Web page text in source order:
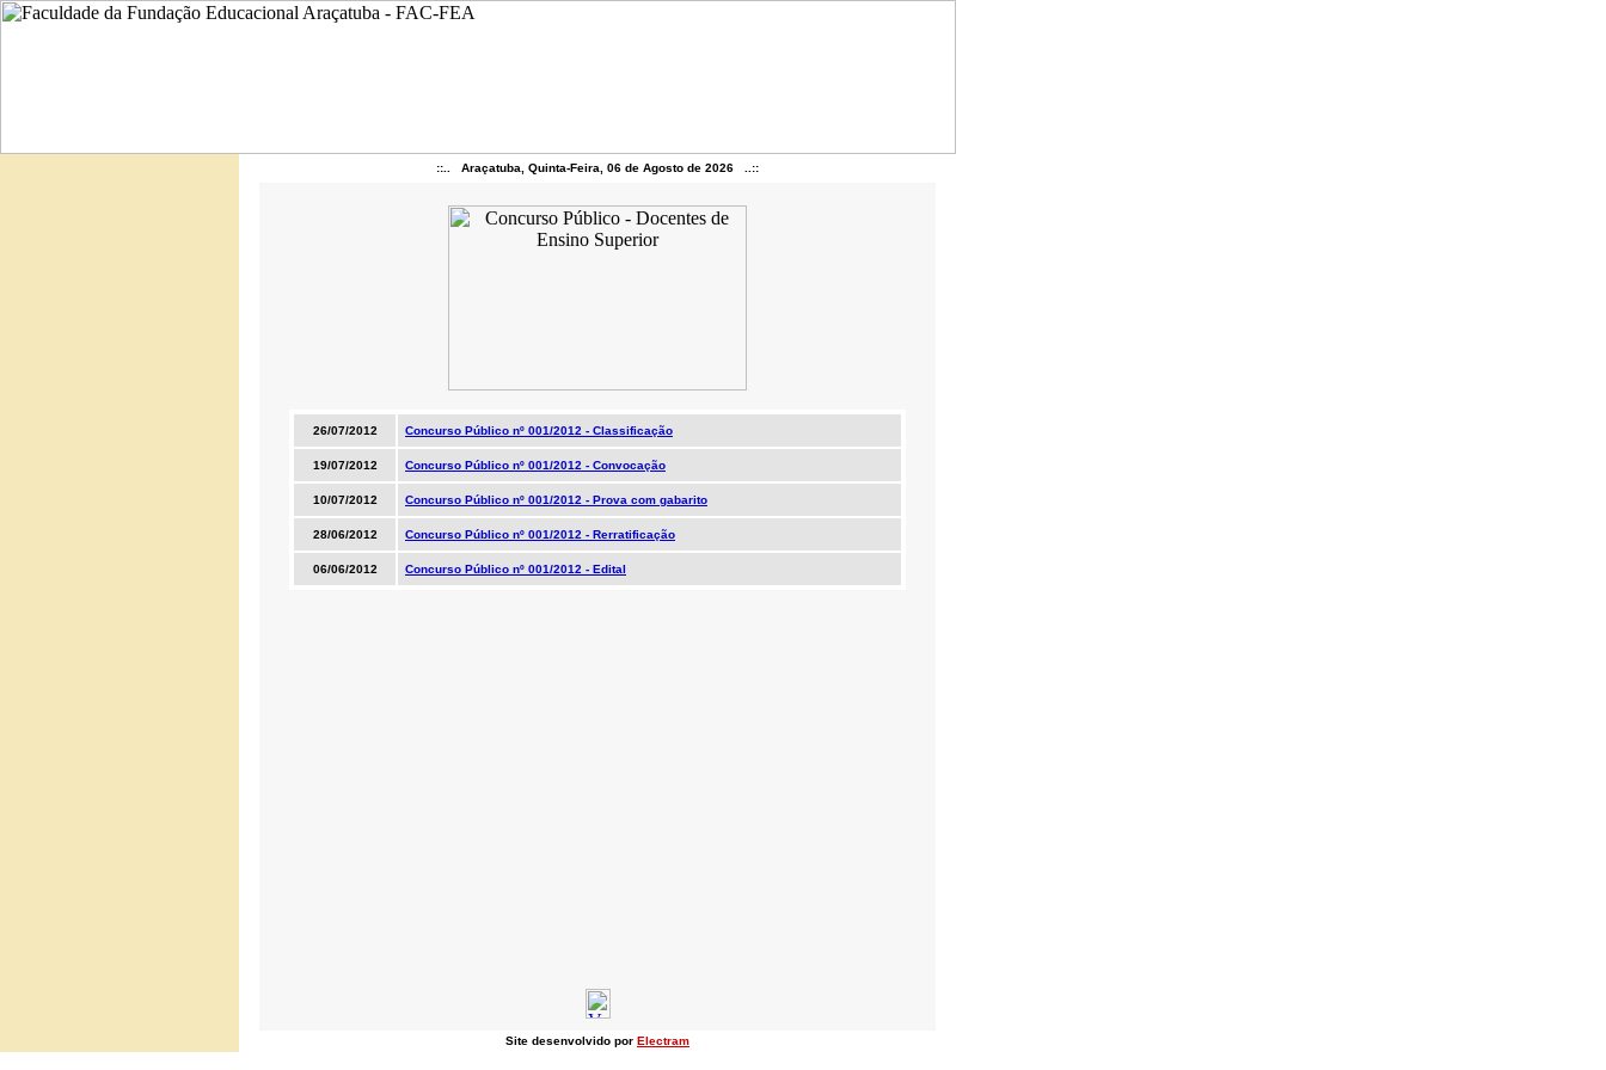
::.. Araçatuba, Quinta-Feira, 06 de Agosto de 2026 ..::
26/07/2012 Concurso Público nº 001/2012 - Classificação
19/07/2012 Concurso Público nº 001/2012 - Convocação
10/07/2012 Concurso Público nº 001/2012 - Prova com gabarito
28/06/2012 Concurso Público nº 001/2012 - Rerratificação
06/06/2012 Concurso Público nº 001/2012 - Edital
Site desenvolvido por Electram